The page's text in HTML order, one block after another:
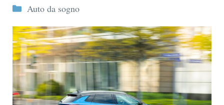
Categorie
Auto da sogno